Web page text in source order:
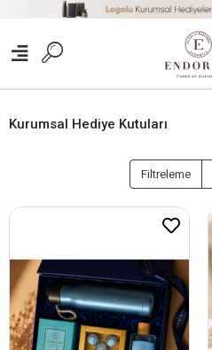
Kurumsal Hediye Kutuları
Filtreleme